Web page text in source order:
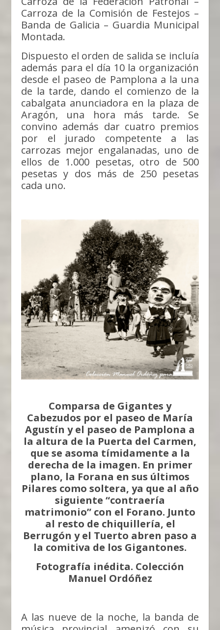
Carroza de la Comisión de Festejos –
Banda de Galicia – Guardia Municipal
Montada.
Dispuesto el orden de salida se incluía
además para el día 10 la organización
desde el paseo de Pamplona a la una
de la tarde, dando el comienzo de la
cabalgata anunciadora en la plaza de
Aragón, una hora más tarde. Se
convino además dar cuatro premios
por el jurado competente a las
carrozas mejor engalanadas, uno de
ellos de 1.000 pesetas, otro de 500
pesetas y dos más de 250 pesetas
cada uno.
Comparsa de Gigantes y
Cabezudos por el paseo de María
Agustín y el paseo de Pamplona a
la altura de la Puerta del Carmen,
que se asoma tímidamente a la
derecha de la imagen. En primer
plano, la Forana en sus últimos
Pilares como soltera, ya que al año
siguiente “contraería
matrimonio” con el Forano. Junto
al resto de chiquillería, el
Berrugón y el Tuerto abren paso a
la comitiva de los Gigantones.
Fotografía inédita. Colección
Manuel Ordóñez
A las nueve de la noche, la banda de